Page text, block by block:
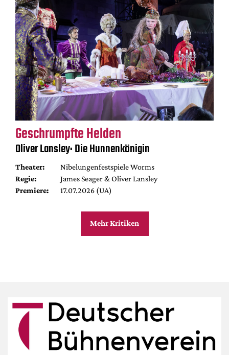
Geschrumpfte Helden
Oliver Lansley: Die Hunnenkönigin
Theater:
Nibelungenfestspiele Worms
Regie:
James Seager & Oliver Lansley
Premiere:
17.07.2026 (UA)
Mehr Kritiken